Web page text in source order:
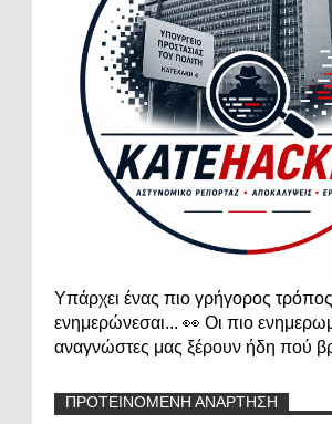
Υπάρχει ένας πιο γρήγορος
ενημερώνεσαι... 👀 Οι πιο
αναγνώστες μας ξέρουν ήδη πού
ΠΡΟΤΕΙΝΟΜΕΝΗ ΑΝΑΡΤΗΣΗ